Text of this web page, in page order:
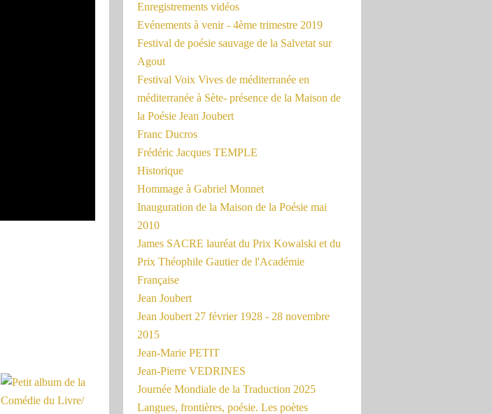
Enregistrements vidéos
Evénements à venir - 4ème trimestre 2019
Festival de poésie sauvage de la Salvetat sur
Agout
Festival Voix Vives de méditerranée en
méditerranée à Sète- présence de la Maison de
la Poésie Jean Joubert
Franc Ducros
Frédéric Jacques TEMPLE
Historique
Hommage à Gabriel Monnet
Inauguration de la Maison de la Poésie mai
2010
James SACRE lauréat du Prix Kowalski et du
Prix Théophile Gautier de l'Académie
Française
Jean Joubert
Jean Joubert 27 février 1928 - 28 novembre
2015
Jean-Marie PETIT
Jean-Pierre VEDRINES
Journée Mondiale de la Traduction 2025
Langues, frontières, poésie. Les poètes